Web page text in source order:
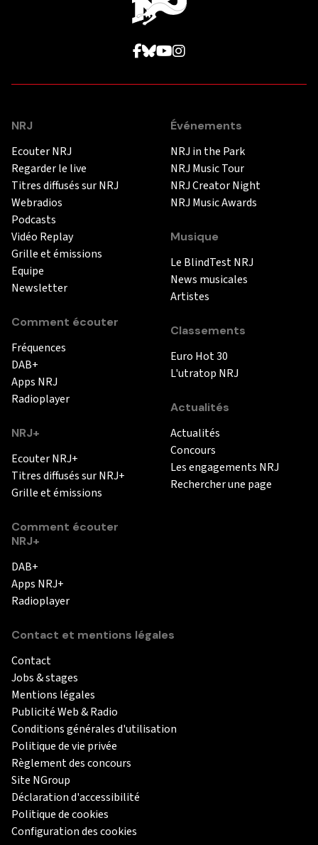
NRJ
Ecouter NRJ
Regarder le live
Titres diffusés sur NRJ
Webradios
Podcasts
Vidéo Replay
Grille et émissions
Equipe
Newsletter
Comment écouter
Fréquences
DAB+
Apps NRJ
Radioplayer
NRJ+
Ecouter NRJ+
Titres diffusés sur NRJ+
Grille et émissions
Comment écouter
NRJ+
DAB+
Apps NRJ+
Radioplayer
Événements
NRJ in the Park
NRJ Music Tour
NRJ Creator Night
NRJ Music Awards
Musique
Le BlindTest NRJ
News musicales
Artistes
Classements
Euro Hot 30
L'utratop NRJ
Actualités
Actualités
Concours
Les engagements NRJ
Rechercher une page
Contact et mentions légales
Contact
Jobs & stages
Mentions légales
Publicité Web & Radio
Conditions générales d'utilisation
Politique de vie privée
Règlement des concours
Site NGroup
Déclaration d'accessibilité
Politique de cookies
Configuration des cookies